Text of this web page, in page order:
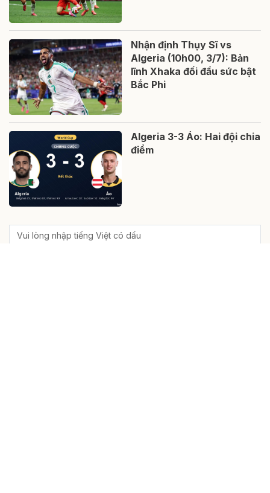
Nhận định Thụy Sĩ vs
Algeria (10h00, 3/7): Bản
lĩnh Xhaka đối đầu sức bật
Bắc Phi
Algeria 3-3 Áo: Hai đội chia
điểm